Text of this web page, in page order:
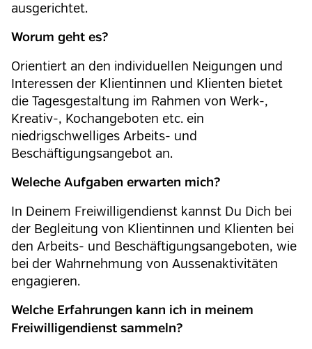
ausgerichtet.
Worum geht es?
Orientiert an den individuellen Neigungen und
Interessen der Klientinnen und Klienten bietet
die Tagesgestaltung im Rahmen von Werk-,
Kreativ-, Kochangeboten etc. ein
niedrigschwelliges Arbeits- und
Beschäftigungsangebot an.
Weleche Aufgaben erwarten mich?
In Deinem Freiwilligendienst kannst Du Dich bei
der Begleitung von Klientinnen und Klienten bei
den Arbeits- und Beschäftigungsangeboten, wie
bei der Wahrnehmung von Aussenaktivitäten
engagieren.
Welche Erfahrungen kann ich in meinem
Freiwilligendienst sammeln?